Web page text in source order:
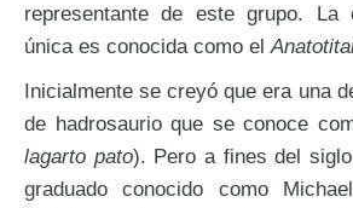
representante de este grupo.
única es conocida como el
Inicialmente se creyó que era una
de hadrosaurio que se conoce
lagarto pato). Pero a fines del
graduado conocido como